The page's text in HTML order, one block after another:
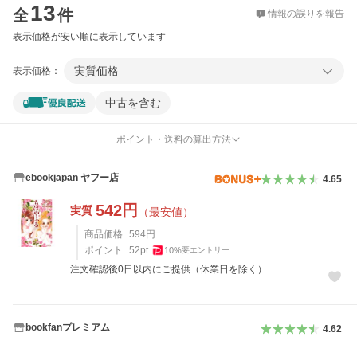
全13件 情報の誤りを報告
表示価格が安い順に表示しています
表示価格： 実質価格
中古を含む
ポイント・送料の算出方法
ebookjapan ヤフー店 4.65
実質 542円 （最安値）
商品価格 594円
ポイント
52pt 10%要エントリー
注文確認後0日以内にご提供（休業日を除く）
bookfanプレミアム 4.62